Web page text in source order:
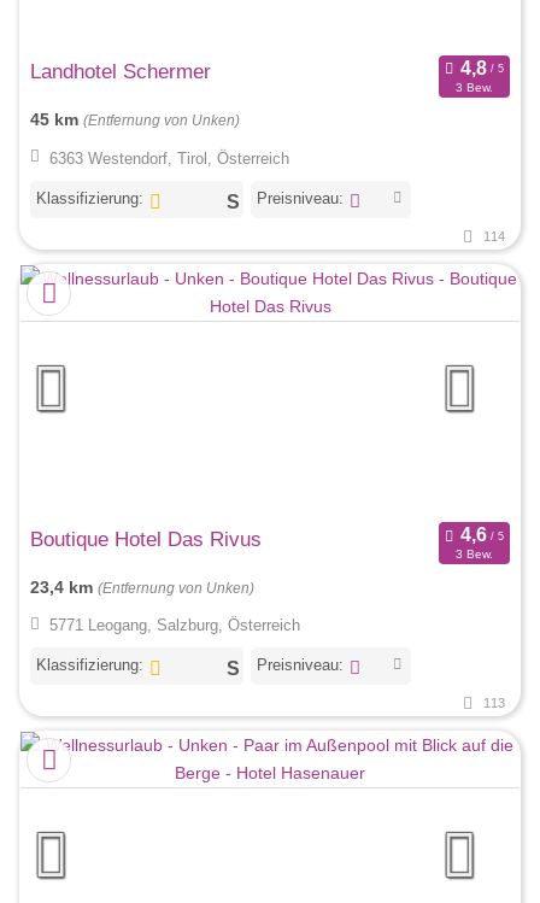
Landhotel Schermer
3 Bew.
45 km (Entfernung von Unken)
6363 Westendorf, Tirol, Österreich
Klassifizierung: Preisniveau:
114
Boutique Hotel Das Rivus
3 Bew.
23,4 km (Entfernung von Unken)
5771 Leogang, Salzburg, Österreich
Klassifizierung: Preisniveau:
113